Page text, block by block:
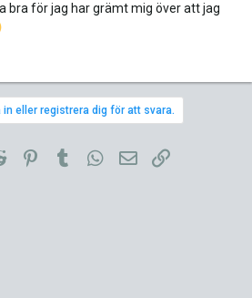
bra för jag har grämt mig över att jag
in eller registrera dig för att svara.
Reddit PinterestTumblr WhatsApp
E-postLänk